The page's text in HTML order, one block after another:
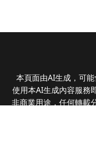
本頁面由AI生成，可能
使用本AI生成內容服務
非商業用途，任何轉載